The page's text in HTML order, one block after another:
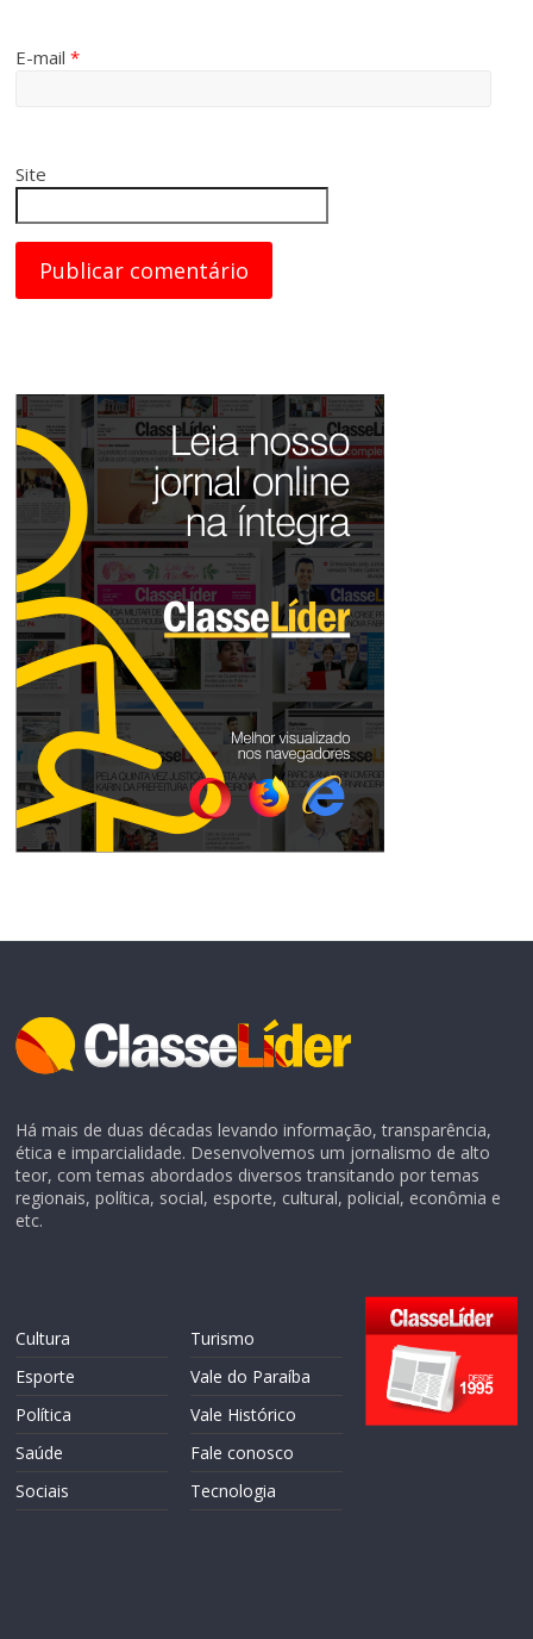
E-mail*
Site
Há mais de duas décadas levando informação, transparência,
ética e imparcialidade. Desenvolvemos um jornalismo de alto
teor, com temas abordados diversos transitando por temas
regionais, política, social, esporte, cultural, policial, econômia e
etc.
Cultura
Esporte
Política
Saúde
Sociais
Turismo
Vale do Paraíba
Vale Histórico
Fale conosco
Tecnologia